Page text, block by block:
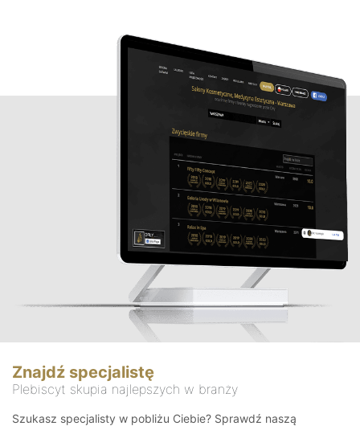
Znajdź specjalistę
Plebiscyt skupia najlepszych w branży
Szukasz specjalisty w pobliżu Ciebie? Sprawdź naszą